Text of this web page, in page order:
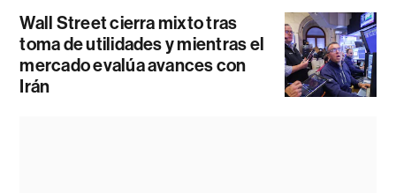
Wall Street cierra mixto tras
toma de utilidades y mientras el
mercado evalúa avances con
Irán